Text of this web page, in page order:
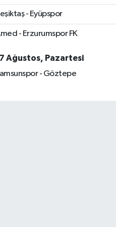
- Eyüpspor
- Erzurumspor FK
Ağustos, Pazartesi
- Göztepe